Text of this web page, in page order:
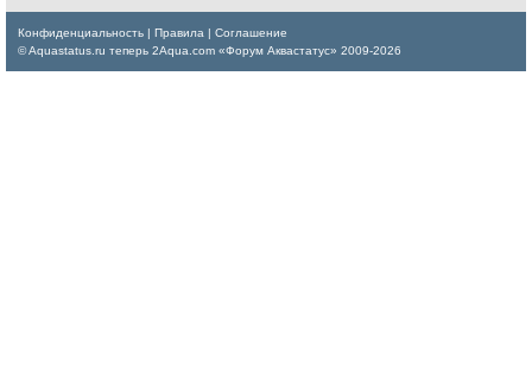
Конфиденциальность Правила
Соглашение
© Aquastatus.ru теперь 2Aqua.com «Форум Аквастатус» 2009-2026